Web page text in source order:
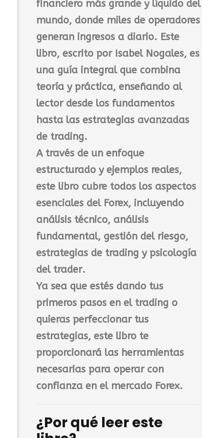
financiero más grande y líquido del
mundo, donde miles de operadores
generan ingresos a diario. Este
libro, escrito por Isabel Nogales, es
una guía integral que combina
teoría y práctica, enseñando al
lector desde los fundamentos
hasta las estrategias avanzadas
de trading.
A través de un enfoque
estructurado y ejemplos reales,
este libro cubre todos los aspectos
esenciales del Forex, incluyendo
análisis técnico, análisis
fundamental, gestión del riesgo,
estrategias de trading y psicología
del trader.
Ya sea que estés dando tus
primeros pasos en el trading o
quieras perfeccionar tus
estrategias, este libro te
proporcionará las herramientas
necesarias para operar con
confianza en el mercado Forex.
¿Por qué leer este